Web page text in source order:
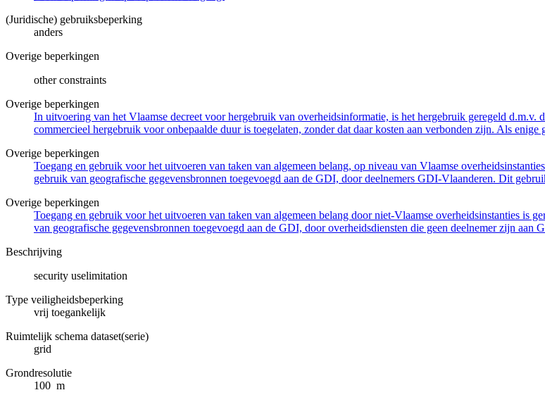
(Juridische) gebruiksbeperking
anders
Overige beperkingen
other constraints
Overige beperkingen
In uitvoering van het Vlaamse decreet voor hergebruik van overheidsinformatie, is het hergebruik geregeld
commercieel hergebruik voor onbepaalde duur is toegelaten, zonder dat daar kosten aan verbonden zijn. Als
Overige beperkingen
Toegang en gebruik voor het uitvoeren van taken van algemeen belang, op niveau van Vlaamse
gebruik van geografische gegevensbronnen toegevoegd aan de GDI, door deelnemers GDI-Vlaanderen. Dit
Overige beperkingen
Toegang en gebruik voor het uitvoeren van taken van algemeen belang door niet-Vlaamse overheidsinstanties is
van geografische gegevensbronnen toegevoegd aan de GDI, door overheidsdiensten die geen deelnemer zijn
Beschrijving
security uselimitation
Type veiligheidsbeperking
vrij toegankelijk
Ruimtelijk schema dataset(serie)
grid
Grondresolutie
100 m